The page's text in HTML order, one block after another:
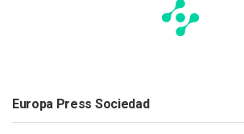
Europa Press Sociedad